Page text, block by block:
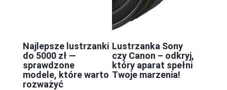
Najlepsze lustrzanki
do 5000 zł —
sprawdzone
modele, które warto
rozważyć
Lustrzanka Sony
czy Canon – odkryj,
który aparat spełni
Twoje marzenia!